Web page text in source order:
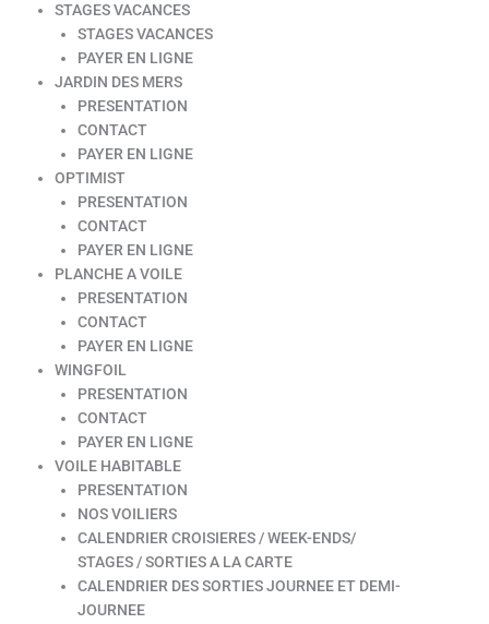
STAGES VACANCES
STAGES VACANCES
PAYER EN LIGNE
JARDIN DES MERS
PRESENTATION
CONTACT
PAYER EN LIGNE
OPTIMIST
PRESENTATION
CONTACT
PAYER EN LIGNE
PLANCHE A VOILE
PRESENTATION
CONTACT
PAYER EN LIGNE
WINGFOIL
PRESENTATION
CONTACT
PAYER EN LIGNE
VOILE HABITABLE
PRESENTATION
NOS VOILIERS
CALENDRIER CROISIERES / WEEK-ENDS/
STAGES / SORTIES A LA CARTE
CALENDRIER DES SORTIES JOURNEE ET DEMI-
JOURNEE